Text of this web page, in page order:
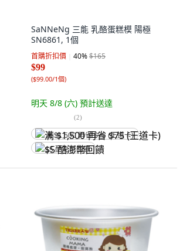
SaNNeNg 三能 乳酪蛋糕模 陽極
SN6861, 1個
首購折扣價 40%$165
$99
($99.00/1個)
明天 8/8 (六) 預計送達
(2)
满 $1,500 再省 $75 (王道卡)
$5 酷澎幣回饋